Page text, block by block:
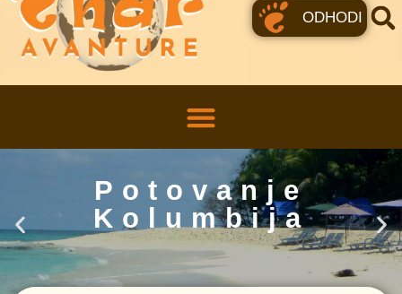
ODHODI
Potovanje
Kolumbija